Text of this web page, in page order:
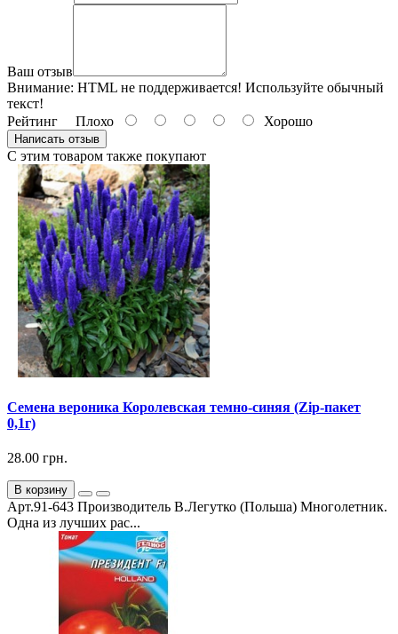
Ваш отзыв
Внимание: HTML не поддерживается! Используйте обычный
текст!
Рейтинг Плохо Хорошо
Написать отзыв
С этим товаром также покупают
Семена вероника Королевская темно-синяя (Zip-пакет
0,1г)
28.00 грн.
В корзину
Арт.91-643 Производитель В.Легутко (Польша) Многолетник.
Одна из лучших рас...